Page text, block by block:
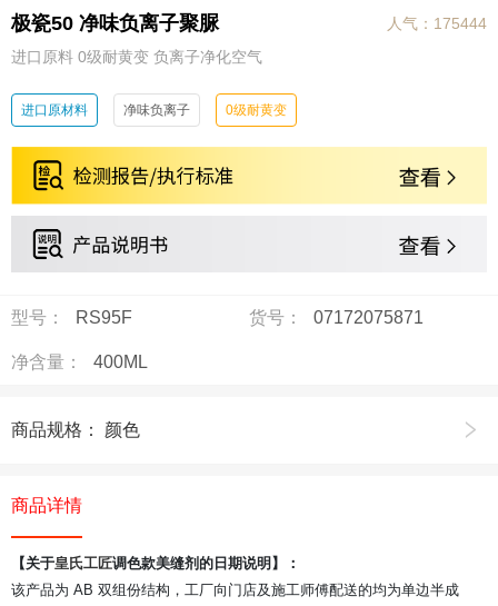
极瓷50 净味负离子聚脲
人气：175444
进口原料 0级耐黄变 负离子净化空气
进口原材料 净味负离子 0级耐黄变
型号： RS95F 货号： 07172075871
净含量： 400ML
商品规格： 颜色
商品详情
【关于皇氏工匠调色款美缝剂的日期说明】：
该产品为 AB 双组份结构，工厂向门店及施工师傅配送的均为单边半成